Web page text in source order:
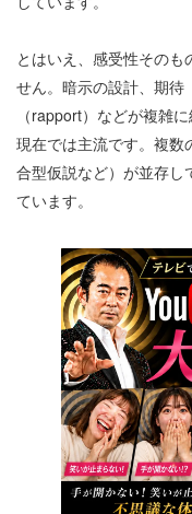
とはいえ、感受性そのも
せん。暗示の設計、期待
（rapport）などが複雑
現在では主流です。複数
合型仮説など）が並存し
ています。